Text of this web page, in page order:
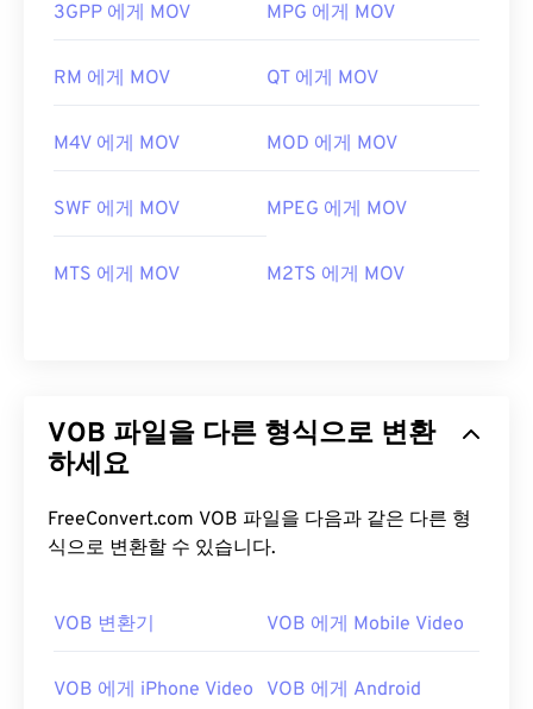
00 00 00 00
00 00 00 00
3GPP 에게 MOV MPG 에게 MOV
RM 에게 MOV QT 에게 MOV
M4V 에게 MOV MOD 에게 MOV
SWF 에게 MOV MPEG 에게 MOV
MTS 에게 MOV M2TS 에게 MOV
VOB 파일을 다른 형식으로 변환
하세요
FreeConvert.com VOB 파일을 다음과 같은 다른 형
식으로 변환할 수 있습니다.
VOB 변환기 VOB 에게 Mobile Video
VOB 에게 iPhone Video
VOB 에게 Android